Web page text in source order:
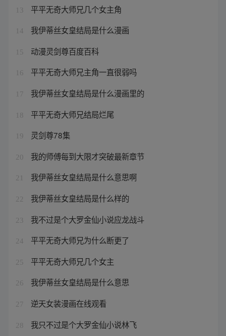
13 平平无奇大师兄几个女主角
14 我伊蒂丝女皇结局是什么漫画
15 动漫灵剑尊百度百科
16 平平无奇大师兄主角一直很弱吗
17 我伊蒂丝女皇结局是什么漫画里的
18 平平无奇大师兄结局烂尾
19 灵剑尊78集
20 我的师傅每到大限才突破最新章节
21 我伊蒂丝女皇结局是什么意思啊
22 我伊蒂丝女皇结局是什么样的
23 我不过是个大罗金仙小说应龙战斗
24 平平无奇大师兄为什么断更了
25 平平无奇大师兄几个女主
26 我伊蒂丝女皇结局是什么意思
27 逆天女装漫画在线观看
28 我只不过是个大罗金仙小说林飞